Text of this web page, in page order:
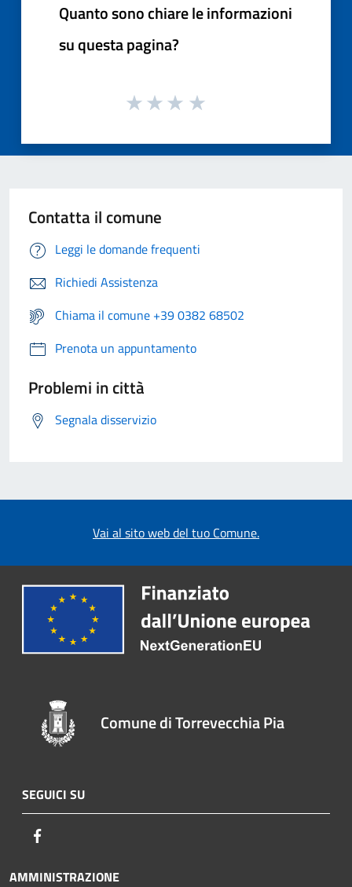
Quanto sono chiare le informazioni
su questa pagina?
Contatta il comune
Leggi le domande frequenti
Richiedi Assistenza
Chiama il comune +39 0382 68502
Prenota un appuntamento
Problemi in città
Segnala disservizio
Vai al sito web del tuo Comune.
Comune di Torrevecchia Pia
SEGUICI SU
AMMINISTRAZIONE